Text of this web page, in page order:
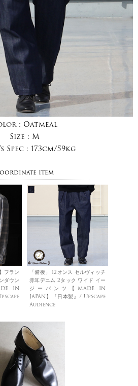
: Oatmeal
Size : M
Spec : 173cm/59kg
Item
フラン
ダウン
IN
「備後」 12オンス セルヴィッチ
赤耳デニム 2タック ワイド イー
ジーパンツ【MADE IN
JAPAN】『日本製』/ Upscape
Audience